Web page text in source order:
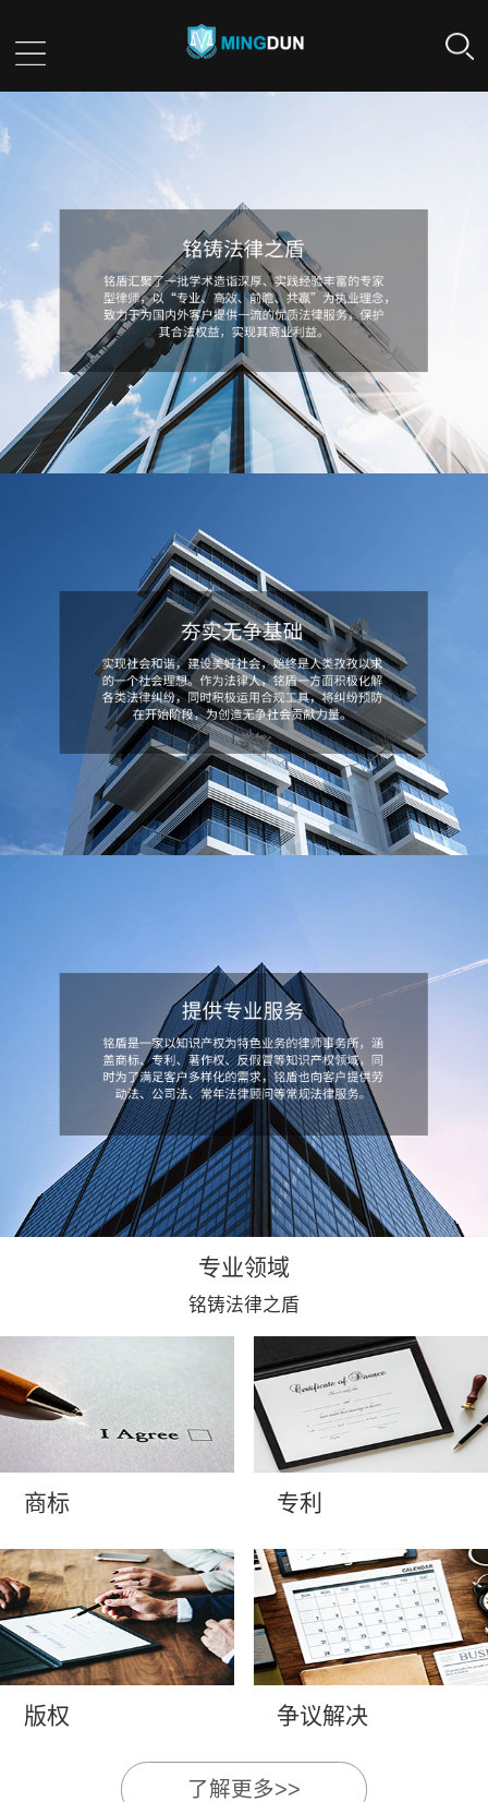
专业领域
铭铸法律之盾
商标 专利
版权 争议解决
了解更多>>